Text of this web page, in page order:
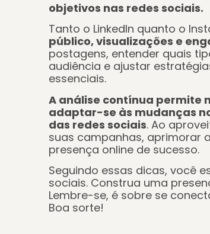
objetivos nas redes sociais.
Tanto o LinkedIn quanto o
público, visualizações e
postagens, entender quais
audiência e ajustar
essenciais.
A análise contínua permite
adaptar-se às mudanças
das redes sociais. Ao
suas campanhas, aprimorar
presença online de sucesso.
Seguindo essas dicas, você
sociais. Construa uma
Lembre-se, é sobre se
Boa sorte!